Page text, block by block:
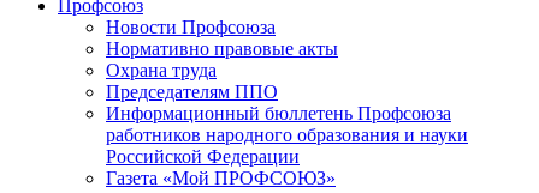
Профсоюз
Новости Профсоюза
Нормативно правовые акты
Охрана труда
Председателям ППО
Информационный бюллетень Профсоюза
работников народного образования и науки
Российской Федерации
Газета «Мой ПРОФСОЮЗ»